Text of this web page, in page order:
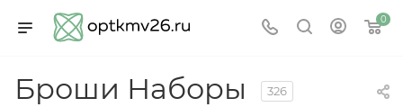
0
Броши Наборы 326